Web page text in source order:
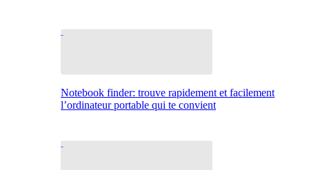
Notebook finder: trouve rapidement et facilement
l’ordinateur portable qui te convient